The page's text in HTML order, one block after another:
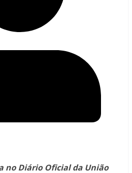
no Diário Oficial da União